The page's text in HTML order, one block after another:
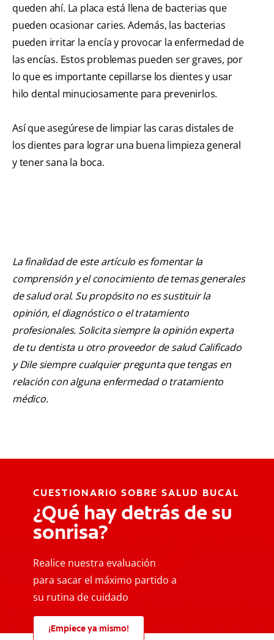
queden ahí. La placa está llena de bacterias que
pueden ocasionar caries. Además, las bacterias
pueden irritar la encía y provocar la enfermedad de
las encías. Estos problemas pueden ser graves, por
lo que es importante cepillarse los dientes y usar
hilo dental minuciosamente para prevenirlos.
Así que asegúrese de limpiar las caras distales de
los dientes para lograr una buena limpieza general
y tener sana la boca.
La finalidad de este artículo es fomentar la
comprensión y el conocimiento de temas generales
de salud oral. Su propósito no es sustituir la
opinión, el diagnóstico o el tratamiento
profesionales. Solicita siempre la opinión experta
de tu dentista u otro proveedor de salud Calificado
y Dile siempre cualquier pregunta que tengas en
relación con alguna enfermedad o tratamiento
médico.
CUESTIONARIO SOBRE SALUD BUCAL
¿Qué hay detrás de su
sonrisa?
Realice nuestra evaluación
para sacar el máximo partido a
su rutina de cuidado
¡Empiece ya mismo!